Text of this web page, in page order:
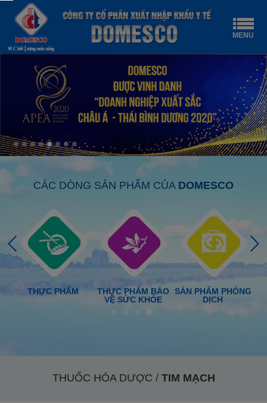
MENU
CÁC DÒNG SẢN PHẨM CỦA DOMESCO
THỰC PHẨM
THỰC PHẨM BẢO
VỆ SỨC KHỎE
SẢN PHẨM PHÒNG
DỊCH
THUỐC HÓA DƯỢC / TIM MẠCH